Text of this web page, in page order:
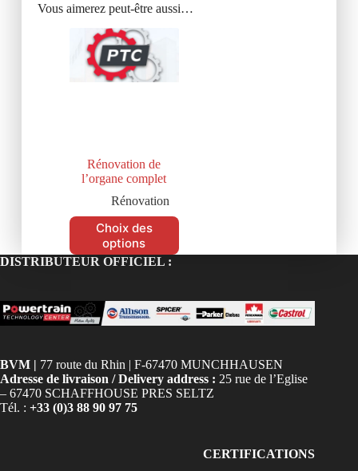
Vous aimerez peut-être aussi…
Rénovation de
l’organe complet
Rénovation
Choix des
options
DISTRIBUTEUR OFFICIEL :
BVM | 77 route du Rhin | F-67470 MUNCHHAUSEN
Adresse de livraison / Delivery address : 25 rue de l’Eglise
– 67470 SCHAFFHOUSE PRES SELTZ
Tél. : +33 (0)3 88 90 97 75
CERTIFICATIONS